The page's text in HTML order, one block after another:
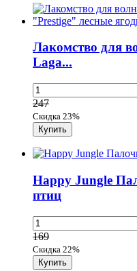
Лакомство для
Laga...
247
Скидка 23%
Happy Jungle
птиц
169
Скидка 22%